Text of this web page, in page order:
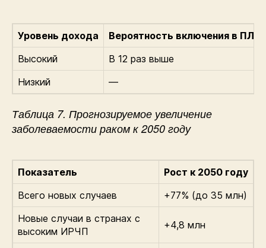
Уровень дохода
Вероятность включения в
Высокий
В 12 раз выше
Низкий
—
Таблица 7. Прогнозируемое увеличение
заболеваемости раком к 2050 году
Показатель
Рост к 2050 году
Всего новых случаев
+77% (до 35 млн)
Новые случаи в странах с
высоким ИРЧП
+4,8 млн